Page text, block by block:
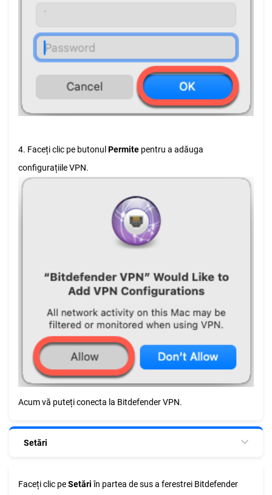
4. Faceți clic pe butonulPermite pentru a adăuga
configurațiile VPN.
Acum vă puteți conecta la Bitdefender VPN.
Setări
Faceți clic peSetări în partea de sus a ferestrei Bitdefender